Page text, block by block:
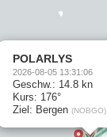
POLARLYS
2026-08-05 13:31:06
Geschw.: 14.8 kn
Kurs: 176°
Ziel: Bergen (NOBGO)